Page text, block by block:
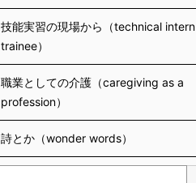
技能実習の現場から（technical intern
trainee）
職業としての介護（caregiving as a
profession）
詩とか（wonder words）